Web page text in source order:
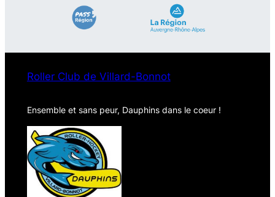
Roller Club de Villard-Bonnot
Ensemble et sans peur, Dauphins dans le coeur !